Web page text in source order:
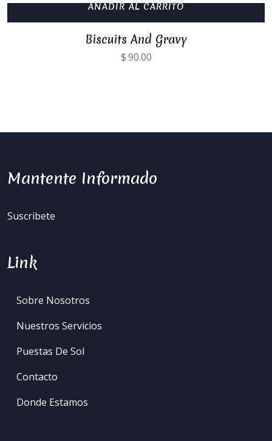
AÑADIR AL CARRITO
Biscuits And Gravy
$90.00
Mantente Informado
Suscribete
Link
Sobre Nosotros
Nuestros Servicios
Puestas De Sol
Contacto
Donde Estamos